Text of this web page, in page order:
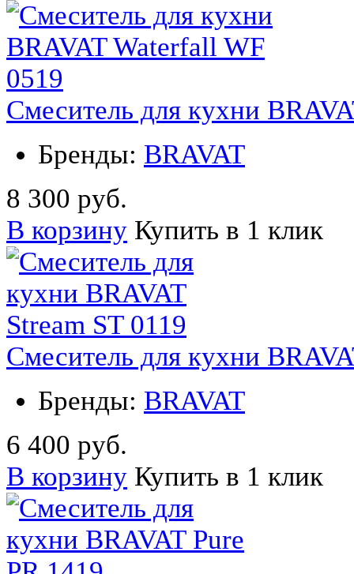
Смеситель для кухни
Бренды: BRAVAT
8 300 руб.
В корзину Купить в 1 клик
Смеситель для кухни
Бренды: BRAVAT
6 400 руб.
В корзину Купить в 1 клик